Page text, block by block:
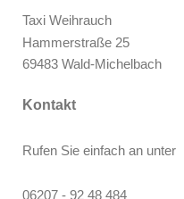
Taxi Weihrauch
Hammerstraße 25
69483 Wald-Michelbach
Kontakt
Rufen Sie einfach an unter
06207 - 92 48 484